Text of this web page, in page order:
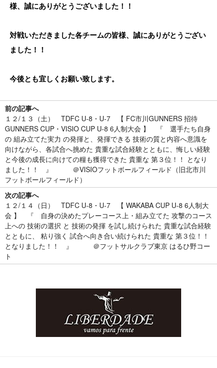
様、誠にありがとうございました！！
対戦いただきました各チームの皆様、誠にありがとうござい
ました！！
今後とも宜しくお願い致します。
前の記事へ
１２/１３（土） TDFC U-8・U-7 【 FC市川GUNNERS 招待
GUNNERS CUP・VISIO CUP U-8 6人制大会 】 『 選手たち自身
の 組み立てた実力 の発揮と、発揮できる 技術の質と内容へ意識を
向けながら、各試合へ挑めた 貴重な試合経験とともに、悔しい経験
と今後の成長に向けての糧も獲得できた 貴重な 第３位！！ となり
ました！！ 』 ＠VISIOフットボールフィールド（旧北市川
フットボールフィールド）
次の記事へ
１２/１４（日） TDFC U-8・U-7 【 WAKABA CUP U-8 6人制大
会 】 『 自身の決めたプレーコース上・組み立てた 攻撃のコース
上への 技術の選択 と 技術の発揮 を試し続けられた 貴重な試合経験
とともに、 粘り強く 試合へ向き合い続けられた 貴重な 第３位！！
となりました！！ 』 ＠フットサルクラブ東京 はるひ野コー
ト